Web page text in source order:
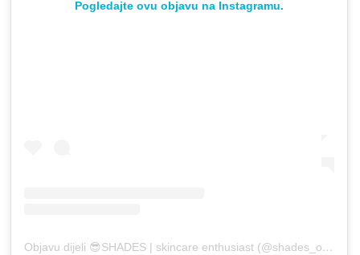
Pogledajte ovu objavu na Instagramu.
Objavu dijeli 😎SHADES | skincare enthusiast (@shades_of_glow)